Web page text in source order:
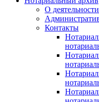
О
Контакты